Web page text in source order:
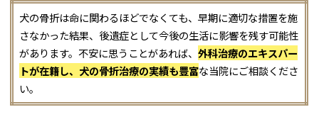
犬の骨折は命に関わるほどでなくても、早期に適切な措置を施
さなかった結果、後遺症として今後の生活に影響を残す可能性
があります。不安に思うことがあれば、 外科治療のエキスパー
トが在籍し、犬の骨折治療の実績も豊富な当院にご相談くださ
い。